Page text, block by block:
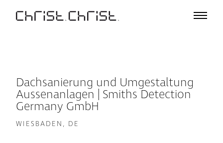
Projekte
Profil
A – Z
Auszeichnungen
Dachsanierung und Umgestaltung
Aussenanlagen | Smiths Detection
Germany GmbH
WIESBADEN, DE